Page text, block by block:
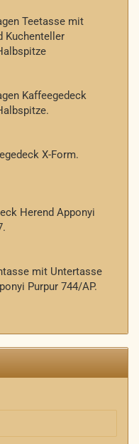
Teetasse mit
Kuchenteller
Kaffeegedeck
X-Form.
Herend Apponyi
mit Untertasse
Purpur 744/AP.